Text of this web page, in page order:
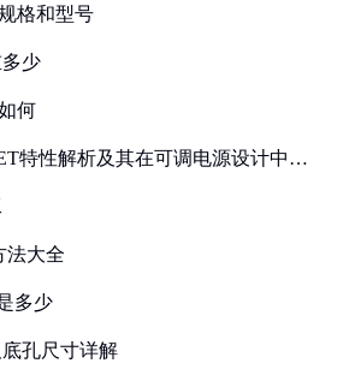
格和型号
少
何
特性解析及其在可调电源设计中的
法大全
多少
孔尺寸详解